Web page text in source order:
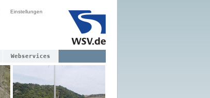
Einstellungen
Webservices